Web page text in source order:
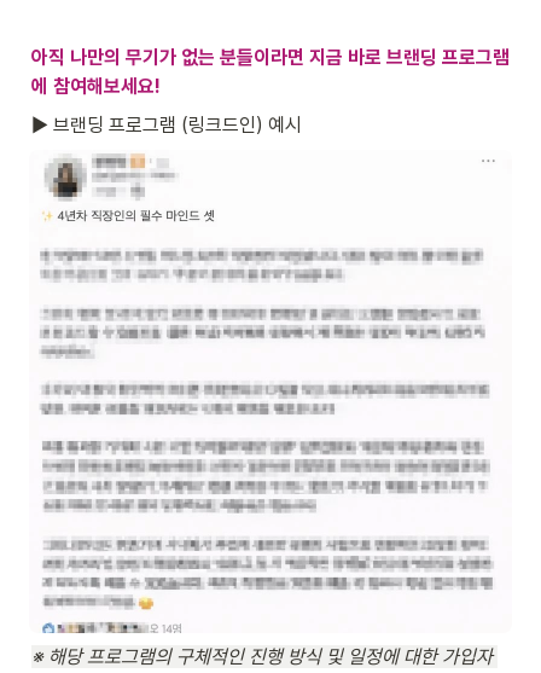
아직 나만의 무기가 없는 분들이라면 지금 바로 브랜딩 프로그램
에 참여해보세요!
► 브랜딩 프로그램 (링크드인) 예시
※ 해당 프로그램의 구체적인 진행 방식 및 일정에 대한 가입자